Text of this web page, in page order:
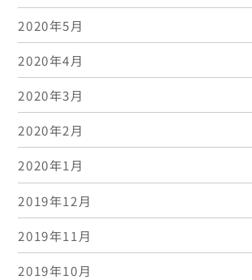
2020年5月
2020年4月
2020年3月
2020年2月
2020年1月
2019年12月
2019年11月
2019年10月